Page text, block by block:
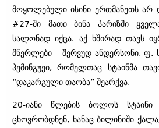
მოყოლებული ისინი ერთმანეთს
#27-ში მათი ბინა პარიზში
სალონად იქცა. აქ ხშირად თავს
მწერლები – შერვუდ ანდერსონი,
ჰემინგუეი, რომელთაც სტაინმა
“დაკარგული თაობა” შეარქვა.
20-იანი წლების ბოლოს
ცხოვრობდნენ, ხანაც ბილინიში